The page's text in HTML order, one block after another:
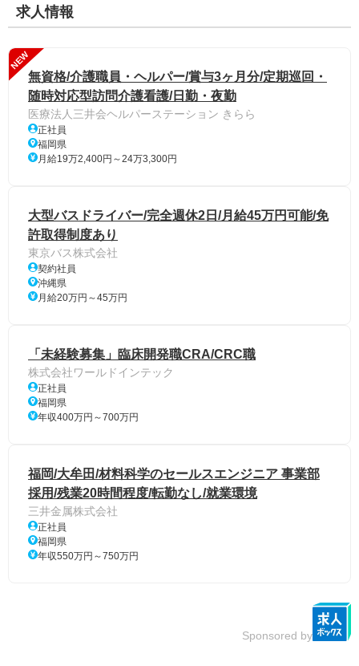
求人情報
NEW
無資格/介護職員・ヘルパー/賞与3ヶ月分/定期巡回・
随時対応型訪問介護看護/日勤・夜勤
医療法人三井会ヘルパーステーション きらら
正社員
福岡県
月給19万2,400円～24万3,300円
大型バスドライバー/完全週休2日/月給45万円可能/免
許取得制度あり
東京バス株式会社
契約社員
沖縄県
月給20万円～45万円
「未経験募集」臨床開発職CRA/CRC職
株式会社ワールドインテック
正社員
福岡県
年収400万円～700万円
福岡/大牟田/材料科学のセールスエンジニア 事業部
採用/残業20時間程度/転勤なし/就業環境
三井金属株式会社
正社員
福岡県
年収550万円～750万円
Sponsored by